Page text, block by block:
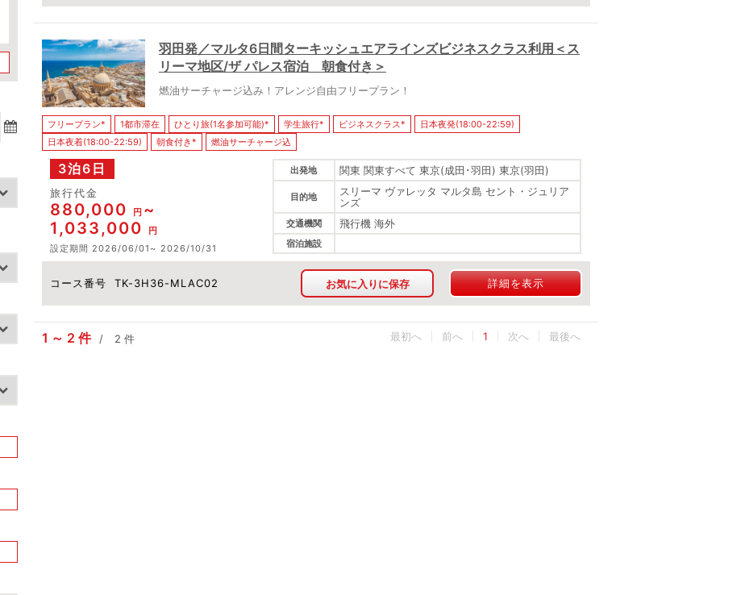
羽田発／マルタ6日間ターキッシュエアラインズビジネスクラス利用＜ス
リーマ地区/ザ パレス宿泊 朝食付き＞
燃油サーチャージ込み！アレンジ自由フリープラン！
フリープラン* 1都市滞在 ひとり旅(1名参加可能)* 学生旅行* ビジネスクラス*
日本夜発(18:00-22:59)
日本夜着(18:00-22:59)
朝食付き* 燃油サーチャージ込
3泊6日
コース番号 TK-3H36-MLAC02
旅行代金
880,000 円
1,033,000
円
設定期間 2026/06/01 2026/10/31
出発地 関東 関東すべて 東京(成田･羽田) 東京(羽田)
目的地
スリーマ ヴァレッタ マルタ島 セント・ジュリア
ンズ
交通機関 飛行機 海外
宿泊施設
お気に入りに保存 詳細を表示
1 2 件 2 件 最初へ 1 最後へ